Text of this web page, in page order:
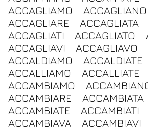
ACCAGLIAMO
ACCAGLIANO
ACCAGLIARE
ACCAGLIATA
ACCAGLIATI
ACCAGLIATO
ACCAGLIAVI
ACCAGLIAVO
ACCALDIAMO
ACCALDIATE
ACCALLIAMO
ACCALLIATE
ACCAMBIAMO
ACCAMBIARE
ACCAMBIATA
ACCAMBIATE
ACCAMBIATI
ACCAMBIAVA
ACCAMBIAVI